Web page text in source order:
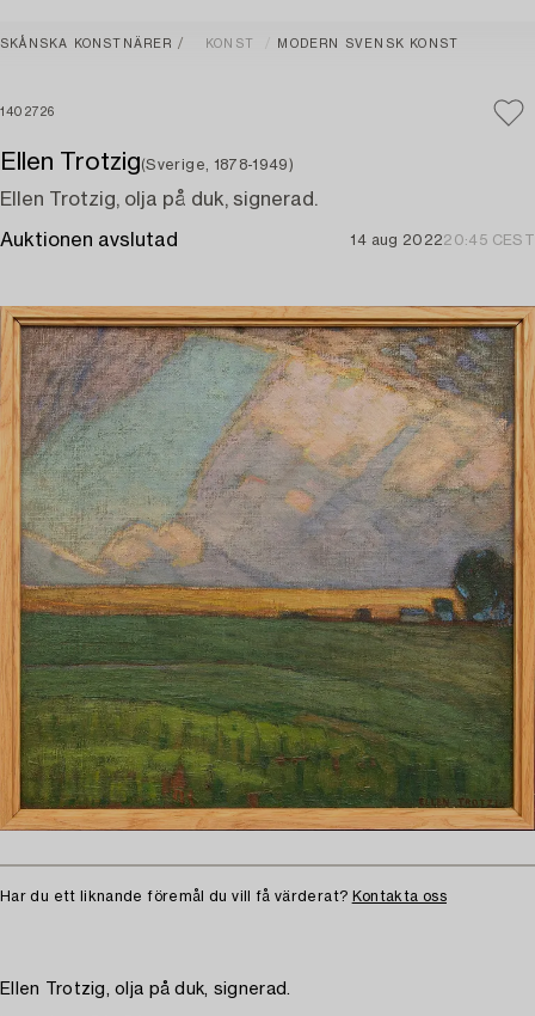
SKÅNSKA KONSTNÄRER KONST MODERN SVENSK KONST
1402726
Ellen Trotzig(Sverige, 1878-1949)
Ellen Trotzig, olja på duk, signerad.
Auktionen avslutad 14 aug 202220:45 CEST
Har du ett liknande föremål du vill få värderat? Kontakta oss
Ellen Trotzig, olja på duk, signerad.